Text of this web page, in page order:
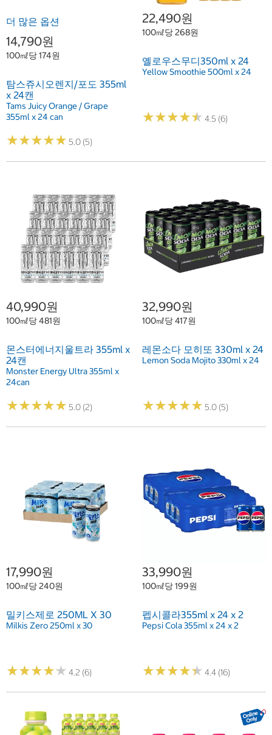
더 많은 옵션
14,790원
100㎖당 174원
탐스쥬시오렌지/포도 355ml
x 24캔
Tams Juicy Orange / Grape
355ml x 24 can
★★★★★
★★★★★ 5.0 (5)
22,490원
100㎖당 268원
옐로우스무디350ml x 24
Yellow Smoothie 500ml x 24
★★★★★
★★★★★ 4.5 (6)
40,990원
100㎖당 481원
몬스터에너지울트라 355ml x
24캔
Monster Energy Ultra 355ml x
24can
★★★★★
★★★★★ 5.0 (2)
32,990원
100㎖당 417원
레몬소다 모히또 330ml x 24
Lemon Soda Mojito 330ml x 24
★★★★★
★★★★★ 5.0 (5)
17,990원
100㎖당 240원
밀키스제로 250ML X 30
Milkis Zero 250ml x 30
★★★★★
★★★★★ 4.2 (6)
33,990원
100㎖당 199원
펩시콜라355ml x 24 x 2
Pepsi Cola 355ml x 24 x 2
★★★★★
★★★★★ 4.4 (16)